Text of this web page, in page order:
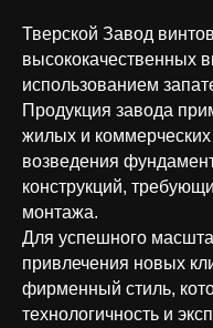
Тверской Завод
высококачественных
использованием
Продукция завода
жилых и коммерческих
возведения
конструкций,
монтажа.
Для успешного
привлечения новых
фирменный стиль,
технологичность и